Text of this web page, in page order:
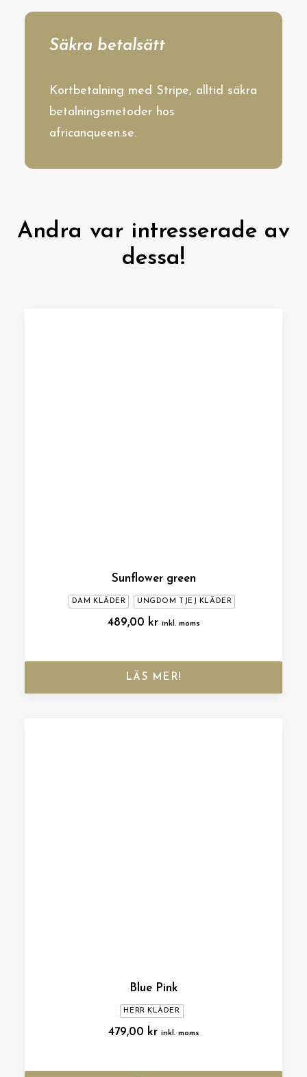
Säkra betalsätt
Kortbetalning med Stripe, alltid säkra
betalningsmetoder hos
africanqueen.se.
Andra var intresserade av
dessa!
Sunflower green
DAM KLÄDER UNGDOM TJEJ KLÄDER
489,00 kr inkl. moms
LÄS MER!
Blue Pink
HERR KLÄDER
479,00 kr inkl. moms